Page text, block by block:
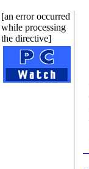
[an error occurred
while processing
the directive]